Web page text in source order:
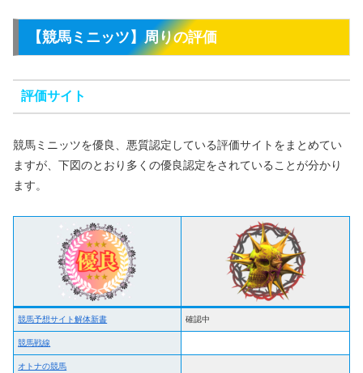
【競馬ミニッツ】周りの評価
評価サイト
競馬ミニッツを優良、悪質認定している評価サイトをまとめてい
ますが、下図のとおり多くの優良認定をされていることが分かり
ます。
競馬予想サイト解体新書 確認中
競馬戦線
オトナの競馬